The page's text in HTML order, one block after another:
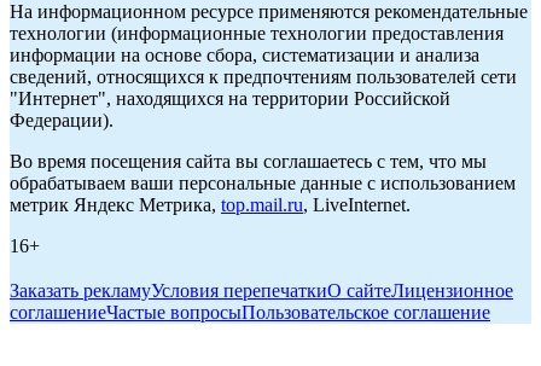
На информационном ресурсе применяются рекомендательные
технологии (информационные технологии предоставления
информации на основе сбора, систематизации и анализа
сведений, относящихся к предпочтениям пользователей сети
"Интернет", находящихся на территории Российской
Федерации).
Во время посещения сайта вы соглашаетесь с тем, что мы
обрабатываем ваши персональные данные с использованием
метрик Яндекс Метрика, top.mail.ru, LiveInternet.
16+
Заказать рекламуУсловия перепечаткиО сайтеЛицензионное
соглашениеЧастые вопросыПользовательское соглашение